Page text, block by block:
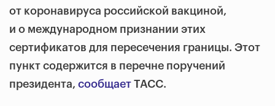
от коронавируса российской вакциной,
и о международном признании этих
сертификатов для пересечения границы. Этот
пункт содержится в перечне поручений
президента, сообщает ТАСС.